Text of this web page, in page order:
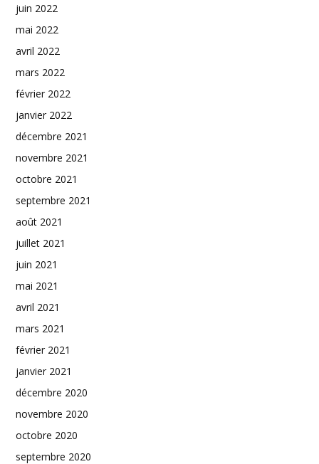
juin 2022
mai 2022
avril 2022
mars 2022
février 2022
janvier 2022
décembre 2021
novembre 2021
octobre 2021
septembre 2021
août 2021
juillet 2021
juin 2021
mai 2021
avril 2021
mars 2021
février 2021
janvier 2021
décembre 2020
novembre 2020
octobre 2020
septembre 2020